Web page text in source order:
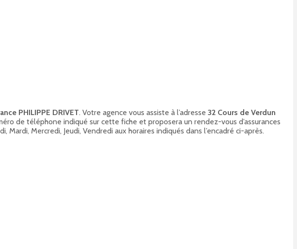
PHILIPPE DRIVET. Votre agence vous assiste à l’adresse 32 Cours de Verdun
de téléphone indiqué sur cette fiche et proposera un rendez-vous d’assurances
Mardi, Mercredi, Jeudi, Vendredi aux horaires indiqués dans l’encadré ci-après.